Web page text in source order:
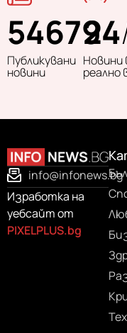
54679
Публикувани
новини
24
Новини
реално
info@infonews.bg
Изработка на
уебсайт от
PIXELPLUS.bg